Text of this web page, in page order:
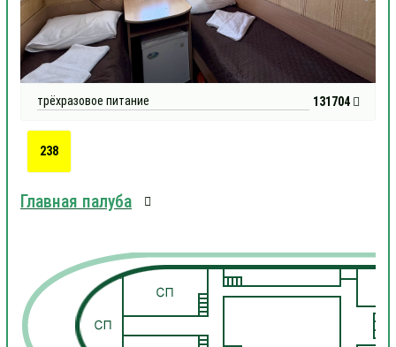
трёхразовое питание 131704
238
Главная палуба